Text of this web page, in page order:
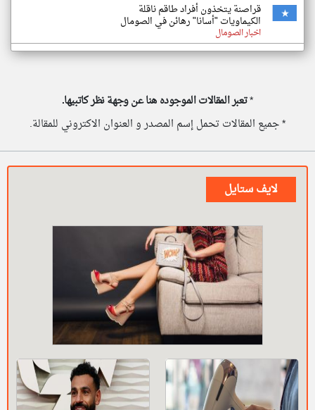
قراصنة يتخذون أفراد طاقم ناقلة
الكيماويات "أسانا" رهائن في الصومال
اخبار الصومال
*تعبر المقالات الموجوده هنا عن وجهة نظر كاتبيها.
* جميع المقالات تحمل إسم المصدر و العنوان الاكتروني للمقالة.
لايف ستايل